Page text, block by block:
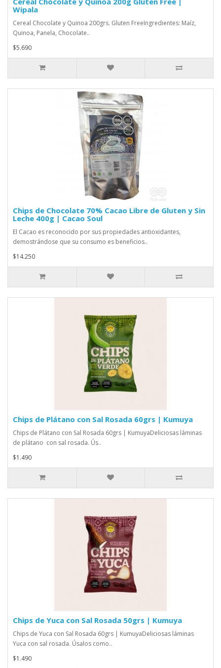
Wipala
Cereal Chocolate y Quinoa 200grs. Gluten FreeIngredientes: Maíz,
Quinoa, Panela, Chocolate..
$5.690
Chips de Chocolate 70% Cacao Libre de Gluten y Sin
Leche 400g | Cacao Soul
El Cacao es reconocido por sus propiedades antioxidantes,
demostrándose que su consumo es beneficios..
$14.250
Chips de Plátano con Sal Rosada 60grs | Kumuya
Chips de Plátano con Sal Rosada 60grs | KumuyaDeliciosas láminas
de plátano con sal rosada. Ús..
$1.490
Chips de Yuca con Sal Rosada 50grs | Kumuya
Chips de Yuca con Sal Rosada 60grs | KumuyaDeliciosas láminas
Yuca con sal rosada. Úsalos como..
$1.490